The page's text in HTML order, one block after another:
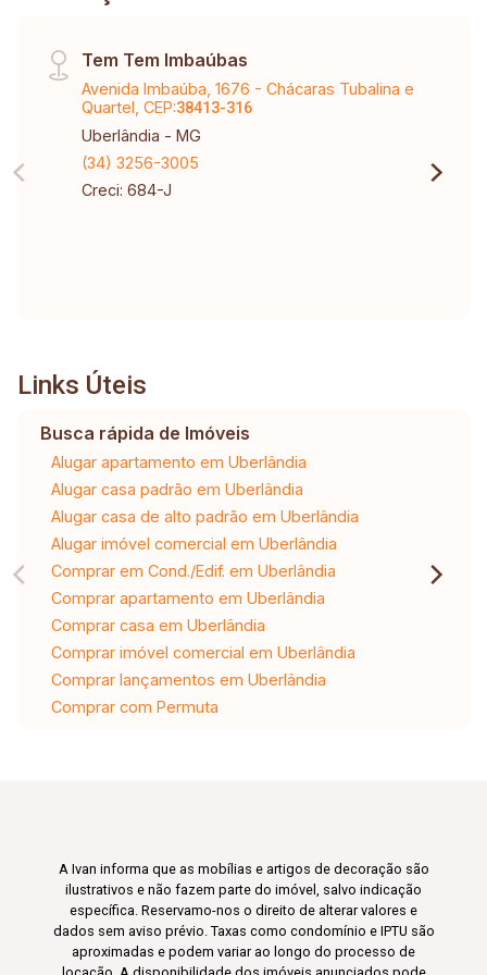
Tem Tem Imbaúbas
Avenida Imbaúba, 1676 - Chácaras Tubalina e
Quartel, CEP:38413-316
Uberlândia - MG
(34) 3256-3005
Creci: 684-J
Links Úteis
Busca rápida de Imóveis
Alugar apartamento em Uberlândia
Alugar casa padrão em Uberlândia
Alugar casa de alto padrão em Uberlândia
Alugar imóvel comercial em Uberlândia
Comprar em Cond./Edif. em Uberlândia
Comprar apartamento em Uberlândia
Comprar casa em Uberlândia
Comprar imóvel comercial em Uberlândia
Comprar lançamentos em Uberlândia
Comprar com Permuta
A Ivan informa que as mobílias e artigos de decoração são
ilustrativos e não fazem parte do imóvel, salvo indicação
específica. Reservamo-nos o direito de alterar valores e
dados sem aviso prévio. Taxas como condomínio e IPTU são
aproximadas e podem variar ao longo do processo de